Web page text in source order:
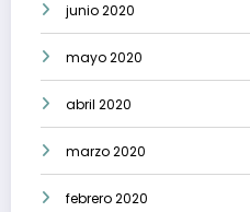
junio 2020
mayo 2020
abril 2020
marzo 2020
febrero 2020